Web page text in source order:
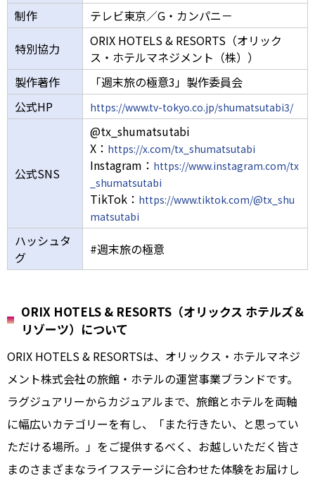
制作
テレビ東京／G・カンパニ－
特別協力
ORIX HOTELS & RESORTS（オリック
ス・ホテルマネジメント（株））
製作著作
「週末旅の極意3」製作委員会
公式HP
https://www.tv-tokyo.co.jp/shumatsutabi3/
公式SNS
@tx_shumatsutabi
X： https://x.com/tx_shumatsutabi
Instagram： https://www.instagram.com/tx
_shumatsutabi
TikTok： https://www.tiktok.com/@tx_shu
matsutabi
ハッシュタ
グ
#週末旅の極意
ORIX HOTELS & RESORTS（オリックス ホテルズ＆
リゾーツ）について
ORIX HOTELS & RESORTSは、オリックス・ホテルマネジ
メント株式会社の旅館・ホテルの運営事業ブランドです。
ラグジュアリーからカジュアルまで、旅館とホテルを両軸
に幅広いカテゴリーを有し、「また行きたい、と思ってい
ただける場所。」をご提供するべく、お越しいただく皆さ
まのさまざまなライフステージに合わせた体験をお届けし